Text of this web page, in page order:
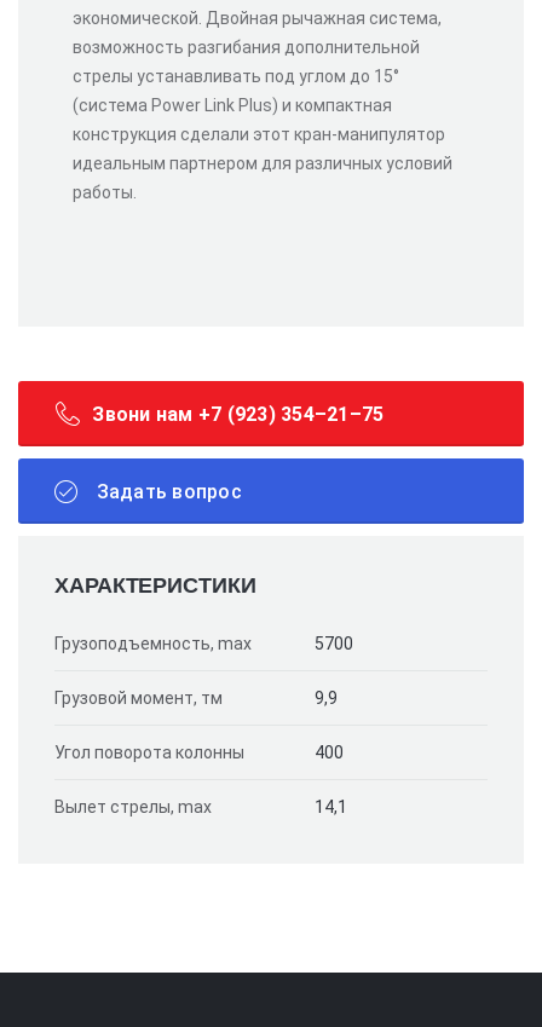
экономической. Двойная рычажная система,
возможность разгибания дополнительной
стрелы устанавливать под углом до 15°
(система Power Link Plus) и компактная
конструкция сделали этот кран-манипулятор
идеальным партнером для различных условий
работы.
Звони нам +7 (923) 354–21–75
Задать вопрос
ХАРАКТЕРИСТИКИ
Грузоподъемность, max 5700
Грузовой момент, тм 9,9
Угол поворота колонны 400
Вылет стрелы, max 14,1